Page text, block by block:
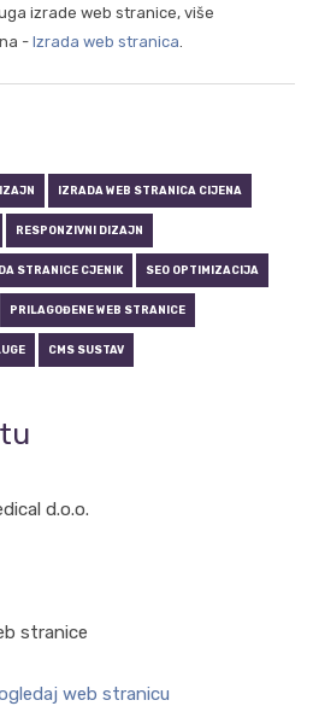
izrade web stranice, više
- Izrada web stranica
IZRADA WEB STRANICA CIJENA
RESPONZIVNI DIZAJN
STRANICE CJENIK SEO OPTIMIZACIJA
PRILAGOĐENE WEB STRANICE
CMS SUSTAV
d.o.o.
stranice
web stranicu